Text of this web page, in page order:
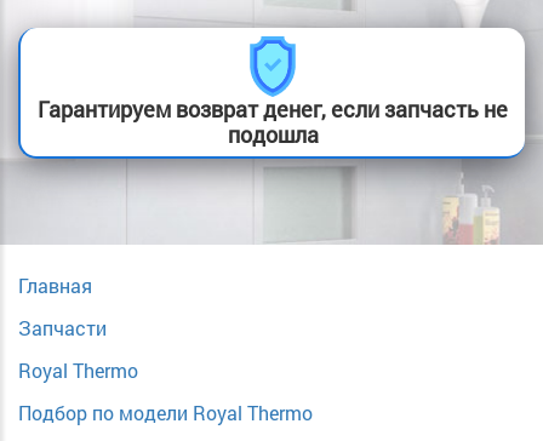
Гарантируем возврат денег, если запчасть не
подошла
Главная
Запчасти
Royal Thermo
Подбор по модели Royal Thermo